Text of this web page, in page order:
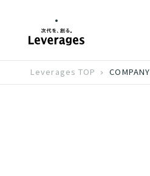
Leverages TOP COMPANY